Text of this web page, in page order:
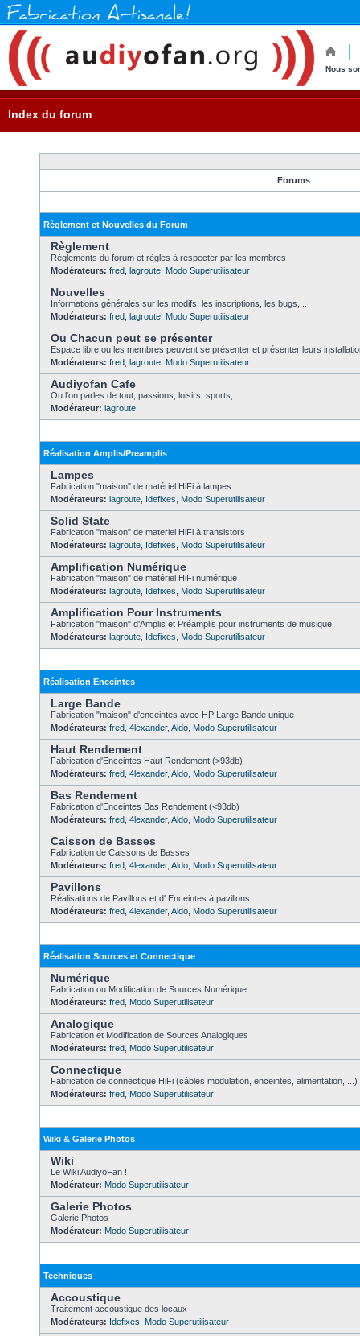
Nous
Index du forum
Forums
Règlement et Nouvelles du Forum
Règlement
Règlements du forum et règles à respecter par les membres
Modérateurs: fred lagroute Modo Superutilisateur
Nouvelles
Informations générales sur les modifs, les inscriptions, les bugs,...
Modérateurs: fred lagroute Modo Superutilisateur
Ou Chacun peut se présenter
Espace libre ou les membres peuvent se présenter et présenter leurs
Modérateurs: fred lagroute Modo Superutilisateur
Audiyofan Cafe
Ou l'on parles de tout, passions, loisirs, sports, ....
Modérateur: lagroute
Réalisation Amplis/Preamplis
Lampes
Fabrication "maison" de matériel HiFi à lampes
Modérateurs: lagroute Idefixes Modo Superutilisateur
Solid State
Fabrication "maison" de materiel HiFi à transistors
Modérateurs: lagroute Idefixes Modo Superutilisateur
Amplification Numérique
Fabrication "maison" de matériel HiFi numérique
Modérateurs: lagroute Idefixes Modo Superutilisateur
Amplification Pour Instruments
Fabrication "maison" d'Amplis et Préamplis pour instruments de musique
Modérateurs: lagroute Idefixes Modo Superutilisateur
Réalisation Enceintes
Large Bande
Fabrication "maison" d'enceintes avec HP Large Bande unique
Modérateurs: fred 4lexander, Aldo Modo Superutilisateur
Haut Rendement
Fabrication d'Enceintes Haut Rendement (>93db)
Modérateurs: fred 4lexander, Aldo Modo Superutilisateur
Bas Rendement
Fabrication d'Enceintes Bas Rendement (<93db)
Modérateurs: fred 4lexander, Aldo Modo Superutilisateur
Caisson de Basses
Fabrication de Caissons de Basses
Modérateurs: fred 4lexander, Aldo Modo Superutilisateur
Pavillons
Réalisations de Pavillons et d' Enceintes à pavillons
Modérateurs: fred 4lexander, Aldo Modo Superutilisateur
Réalisation Sources et Connectique
Numérique
Fabrication ou Modification de Sources Numérique
Modérateurs: fred Modo Superutilisateur
Analogique
Fabrication et Modification de Sources Analogiques
Modérateurs: fred Modo Superutilisateur
Connectique
Fabrication de connectique HiFi (câbles modulation, enceintes, alimentation,....)
Modérateurs: fred Modo Superutilisateur
Wiki & Galerie Photos
Wiki
Le Wiki AudiyoFan !
Modérateur: Modo Superutilisateur
Galerie Photos
Galerie Photos
Modérateur: Modo Superutilisateur
Techniques
Accoustique
Traitement accoustique des locaux
Modérateurs: Idefixes Modo Superutilisateur